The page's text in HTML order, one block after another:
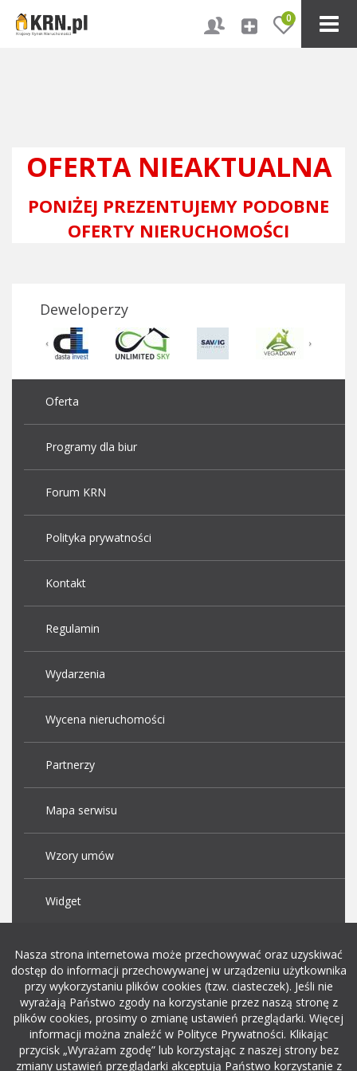
0
OFERTA NIEAKTUALNA
PONIŻEJ PREZENTUJEMY PODOBNE
OFERTY NIERUCHOMOŚCI
Deweloperzy
Oferta
Programy dla biur
Forum KRN
Polityka prywatności
Kontakt
Regulamin
Wydarzenia
Wycena nieruchomości
Partnerzy
Mapa serwisu
Wzory umów
Widget
Dodaj ogłoszenie o pracę
rekrutacja w it
Nasza strona internetowa może przechowywać oraz uzyskiwać
dostęp do informacji przechowywanej w urządzeniu użytkownika
przy wykorzystaniu plików cookies (tzw. ciasteczek). Jeśli nie
wyrażają Państwo zgody na korzystanie przez naszą stronę z
plików cookies, prosimy o zmianę ustawień przeglądarki. Więcej
informacji można znaleźć w Polityce Prywatności. Klikając
przycisk „Wyrażam zgodę” lub korzystając z naszej strony bez
zmiany ustawień przeglądarki akceptują Państwo korzystanie z